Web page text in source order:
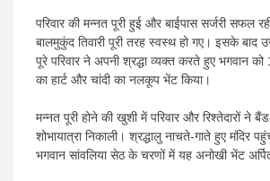
परिवार की मन्नत पूरी हुई और बाईपास सर्जरी सफल
बालमुकुंद तिवारी पूरी तरह स्वस्थ हो गए। इसके बाद
पूरे परिवार ने अपनी श्रद्धा व्यक्त करते हुए भगवान को
का हार्ट और चांदी का नलकूप भेंट किया।
मन्नत पूरी होने की खुशी में परिवार और रिश्तेदारों ने
शोभायात्रा निकाली। श्रद्धालु नाचते-गाते हुए मंदिर
भगवान सांवलिया सेठ के चरणों में यह अनोखी भेंट